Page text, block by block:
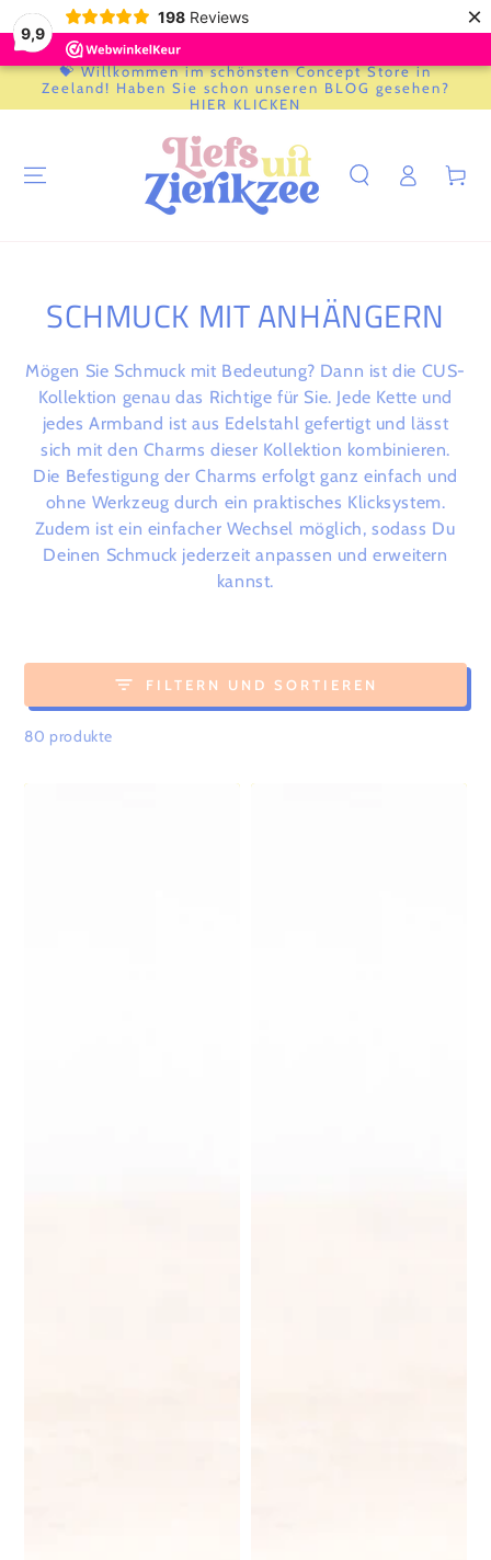
9,9
198 Reviews ×
ZUM INHALT
SPRINGEN
💝 Willkommen im schönsten Concept Store in
Zeeland! Haben Sie schon unseren BLOG gesehen?
HIER KLICKEN
Einloggen
KOLLEKTION:
SCHMUCK MIT ANHÄNGERN
Mögen Sie Schmuck mit Bedeutung? Dann ist die CUS-
Kollektion genau das Richtige für Sie. Jede Kette und
jedes Armband ist aus Edelstahl gefertigt und lässt
sich mit den Charms dieser Kollektion kombinieren.
Die Befestigung der Charms erfolgt ganz einfach und
ohne Werkzeug durch ein praktisches Klicksystem.
Zudem ist ein einfacher Wechsel möglich, sodass Du
Deinen Schmuck jederzeit anpassen und erweitern
kannst.
FILTERN UND SORTIEREN
80 produkte